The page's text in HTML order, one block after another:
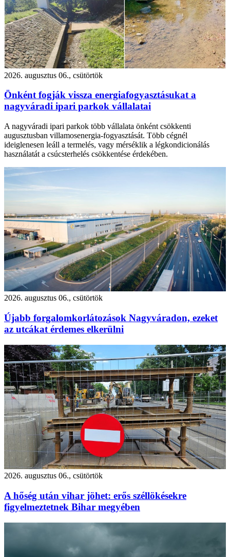
2026. augusztus 06., csütörtök
Önként fogják vissza energiafogyasztásukat a
nagyváradi ipari parkok vállalatai
A nagyváradi ipari parkok több vállalata önként csökkenti
augusztusban villamosenergia-fogyasztását. Több cégnél
ideiglenesen leáll a termelés, vagy mérséklik a légkondicionálás
használatát a csúcsterhelés csökkentése érdekében.
2026. augusztus 06., csütörtök
Újabb forgalomkorlátozások Nagyváradon, ezeket
az utcákat érdemes elkerülni
2026. augusztus 06., csütörtök
A hőség után vihar jöhet: erős széllökésekre
figyelmeztetnek Bihar megyében